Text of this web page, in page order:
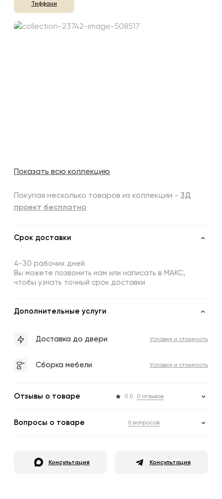
Тиффани
Показать всю коллекцию
Покупая несколько товаров из коллекции - 3Д
проект бесплатно
Срок доставки
4-30 рабочих дней
Вы можете позвонить нам или написать в МАКС,
чтобы узнать точный срок доставки
Дополнительные услуги
Доставка до двери Условия и стоимость
Сборка мебели Условия и стоимость
Отзывы о товаре 0.0 0 отзывов
Вопросы о товаре 0 вопросов
Консультация Консультация